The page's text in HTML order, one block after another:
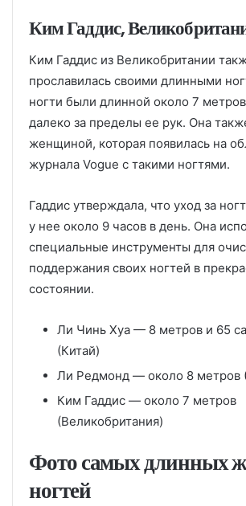
Ким Гаддис,
Ким Гаддис из Великобритании
прославилась своими длинными
ногти были длинной около 7
далеко за пределы ее рук. Она
женщиной, которая появилась на
журнала Vogue с такими ногтями.
Гаддис утверждала, что уход за
у нее около 9 часов в день. Она
специальные инструменты для
поддержания своих ногтей в
состоянии.
Ли Чинь Хуа — 8 метров и 65
(Китай)
Ли Редмонд — около 8
Ким Гаддис — около 7 метров
(Великобритания)
Фото самых длинных
ногтей